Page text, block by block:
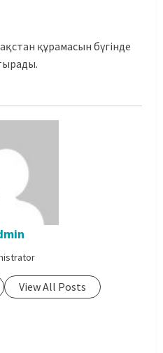
құрамасын бүгінде
View All Posts